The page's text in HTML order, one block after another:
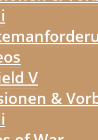
V
&